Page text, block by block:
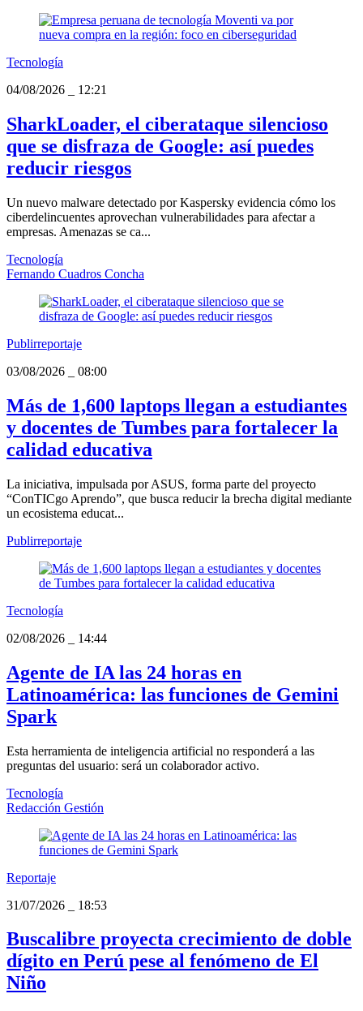
Tecnología
04/08/2026
12:21
SharkLoader, el ciberataque silencioso
que se disfraza de Google: así puedes
reducir riesgos
Un nuevo malware detectado por Kaspersky evidencia cómo los
ciberdelincuentes aprovechan vulnerabilidades para afectar a
empresas. Amenazas se ca...
Tecnología
Fernando Cuadros Concha
Publirreportaje
03/08/2026
08:00
Más de 1,600 laptops llegan a estudiantes
y docentes de Tumbes para fortalecer la
calidad educativa
La iniciativa, impulsada por ASUS, forma parte del proyecto
“ConTICgo Aprendo”, que busca reducir la brecha digital mediante
un ecosistema educat...
Publirreportaje
Tecnología
02/08/2026
14:44
Agente de IA las 24 horas en
Latinoamérica: las funciones de Gemini
Spark
Esta herramienta de inteligencia artificial no responderá a las
preguntas del usuario: será un colaborador activo.
Tecnología
Redacción Gestión
Reportaje
31/07/2026
18:53
Buscalibre proyecta crecimiento de doble
dígito en Perú pese al fenómeno de El
Niño